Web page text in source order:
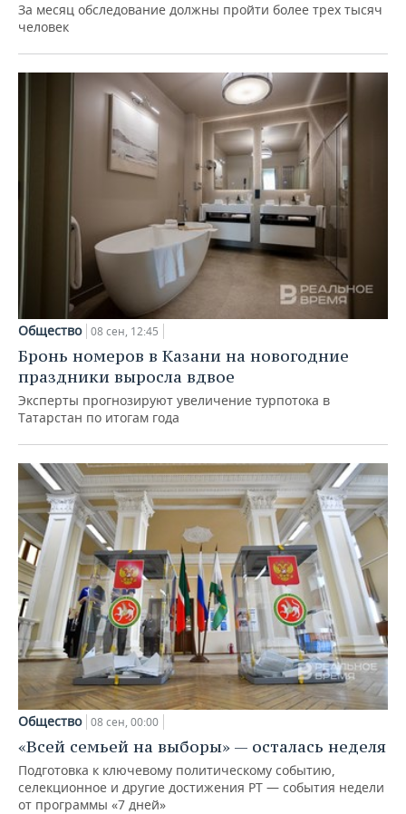
За месяц обследование должны пройти более трех тысяч
человек
Общество 08 сен, 12:45
Бронь номеров в Казани на новогодние
праздники выросла вдвое
Эксперты прогнозируют увеличение турпотока в
Татарстан по итогам года
Общество 08 сен, 00:00
«Всей семьей на выборы» — осталась неделя
Подготовка к ключевому политическому событию,
селекционное и другие достижения РТ — события недели
от программы «7 дней»